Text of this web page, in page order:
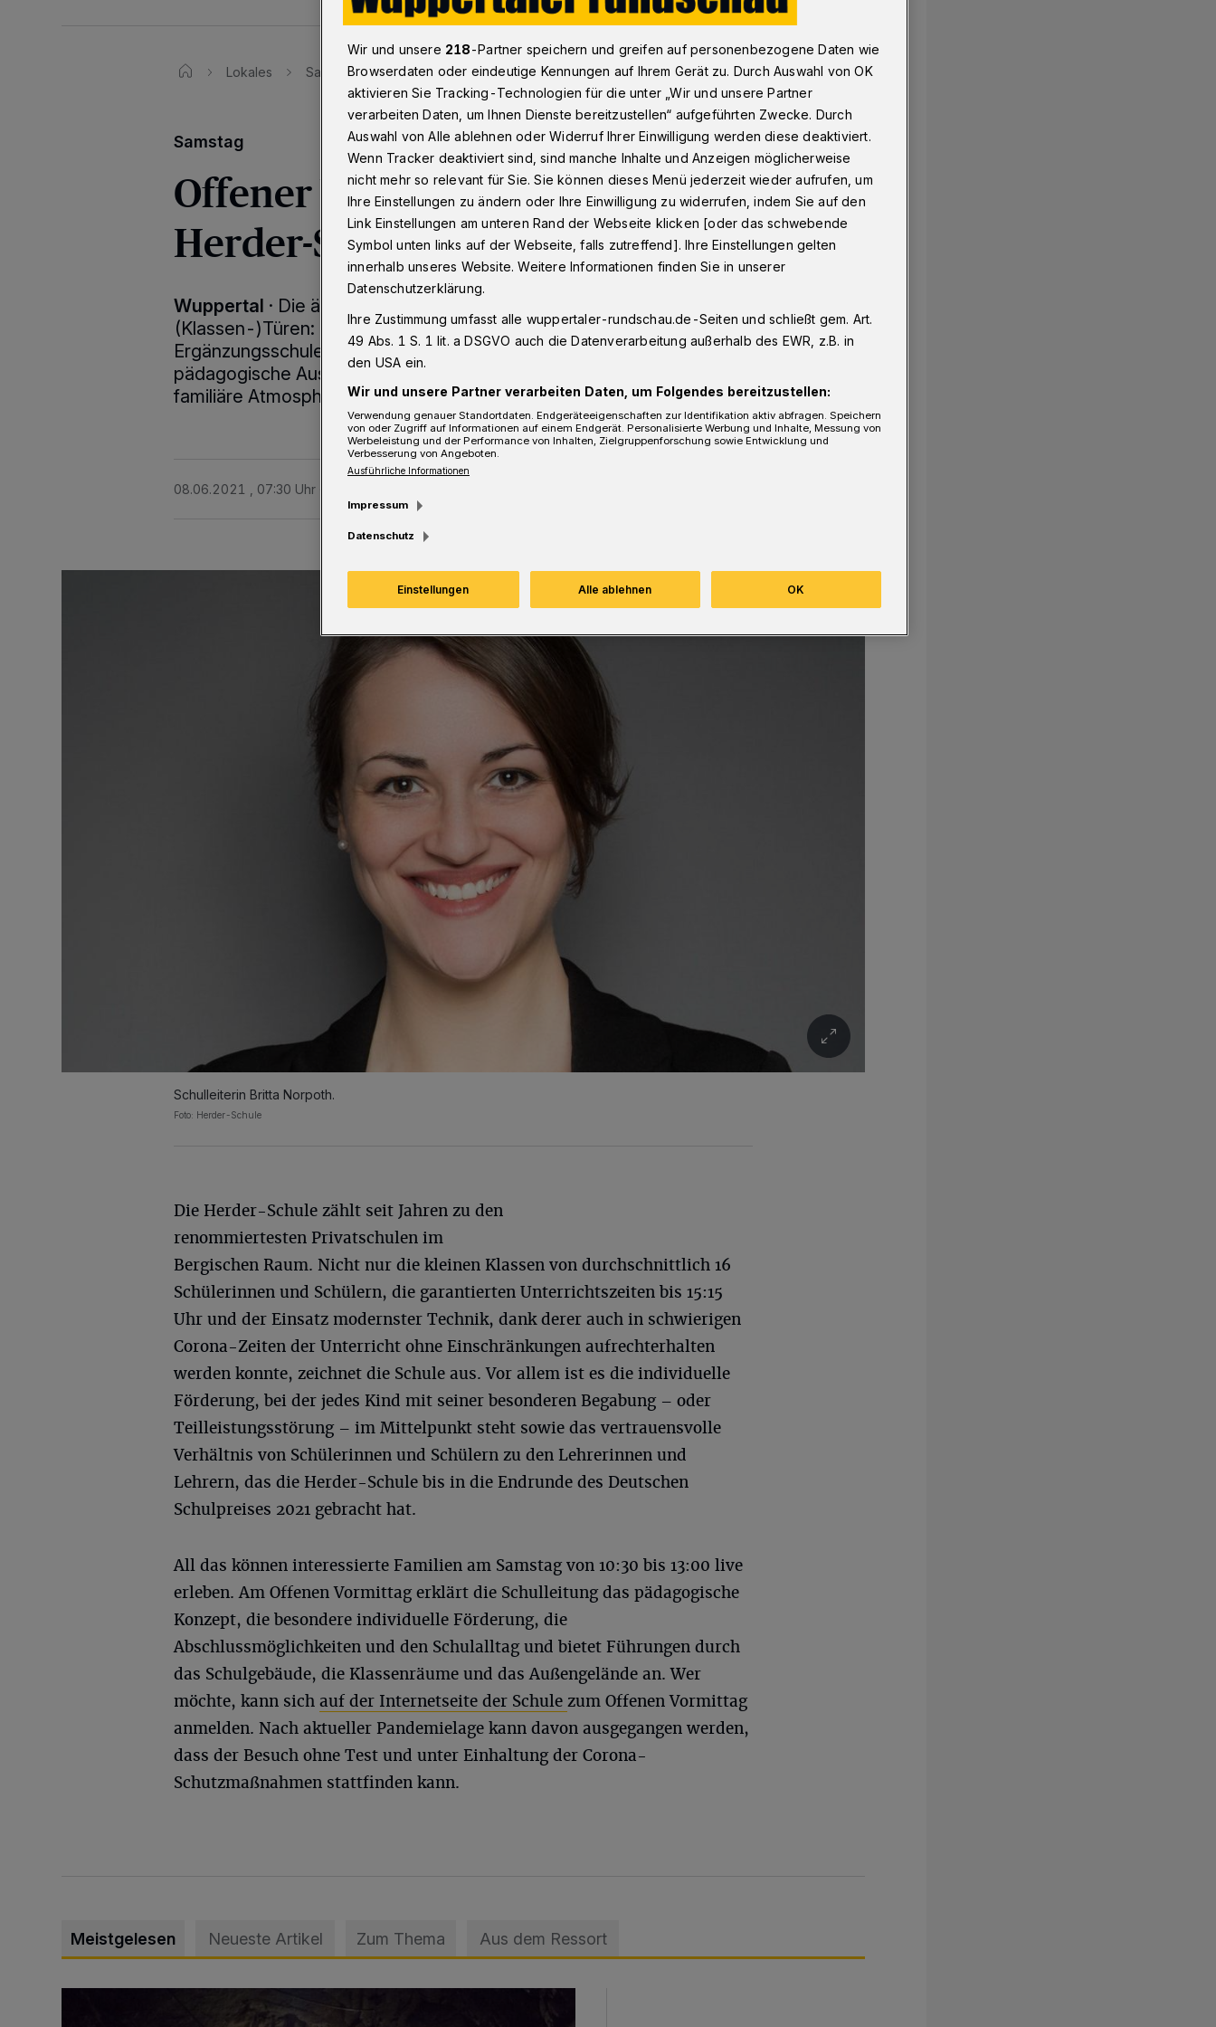
Lokales Samstag: Offener Vormittag in der Wuppertaler Herder-Schule
Samstag
Offener Vormittag in der
Herder-Schule
Wuppertal · Die älteste Privatschule im Bergischen Raum öffnet die
(Klassen-)Türen: Für Samstag (12. Juni 2021) lädt die
Ergänzungsschule alle interessierten Eltern und Kinder ein, die
pädagogische Ausrichtung im Sinne Maria Montessoris und die
familiäre Atmosphäre der Schule kennenzulernen.
08.06.2021 , 07:30 Uhr
Schulleiterin Britta Norpoth.
Foto: Herder-Schule
Die Herder-Schule zählt seit Jahren zu den
renommiertesten Privatschulen im
Bergischen Raum. Nicht nur die kleinen Klassen von durchschnittlich 16
Schülerinnen und Schülern, die garantierten Unterrichtszeiten bis 15:15
Uhr und der Einsatz modernster Technik, dank derer auch in schwierigen
Corona-Zeiten der Unterricht ohne Einschränkungen aufrechterhalten
werden konnte, zeichnet die Schule aus. Vor allem ist es die individuelle
Förderung, bei der jedes Kind mit seiner besonderen Begabung – oder
Teilleistungsstörung – im Mittelpunkt steht sowie das vertrauensvolle
Verhältnis von Schülerinnen und Schülern zu den Lehrerinnen und
Lehrern, das die Herder-Schule bis in die Endrunde des Deutschen
Schulpreises 2021 gebracht hat.
All das können interessierte Familien am Samstag von 10:30 bis 13:00 live
erleben. Am Offenen Vormittag erklärt die Schulleitung das pädagogische
Konzept, die besondere individuelle Förderung, die
Abschlussmöglichkeiten und den Schulalltag und bietet Führungen durch
das Schulgebäude, die Klassenräume und das Außengelände an. Wer
möchte, kann sich auf der Internetseite der Schule zum Offenen Vormittag
anmelden. Nach aktueller Pandemielage kann davon ausgegangen werden,
dass der Besuch ohne Test und unter Einhaltung der Corona-
Schutzmaßnahmen stattfinden kann.
Meistgelesen Neueste Artikel Zum Thema Aus dem Ressort
Wir und unsere 218-Partner speichern und greifen auf personenbezogene Daten wie
Browserdaten oder eindeutige Kennungen auf Ihrem Gerät zu. Durch Auswahl von OK
aktivieren Sie Tracking-Technologien für die unter „Wir und unsere Partner
verarbeiten Daten, um Ihnen Dienste bereitzustellen“ aufgeführten Zwecke. Durch
Auswahl von Alle ablehnen oder Widerruf Ihrer Einwilligung werden diese deaktiviert.
Wenn Tracker deaktiviert sind, sind manche Inhalte und Anzeigen möglicherweise
nicht mehr so relevant für Sie. Sie können dieses Menü jederzeit wieder aufrufen, um
Ihre Einstellungen zu ändern oder Ihre Einwilligung zu widerrufen, indem Sie auf den
Link Einstellungen am unteren Rand der Webseite klicken [oder das schwebende
Symbol unten links auf der Webseite, falls zutreffend]. Ihre Einstellungen gelten
innerhalb unseres Website. Weitere Informationen finden Sie in unserer
Datenschutzerklärung.
Ihre Zustimmung umfasst alle wuppertaler-rundschau.de-Seiten und schließt gem. Art.
49 Abs. 1 S. 1 lit. a DSGVO auch die Datenverarbeitung außerhalb des EWR, z.B. in
den USA ein.
Wir und unsere Partner verarbeiten Daten, um Folgendes bereitzustellen:
Verwendung genauer Standortdaten. Endgeräteeigenschaften zur Identifikation aktiv abfragen. Speichern
von oder Zugriff auf Informationen auf einem Endgerät. Personalisierte Werbung und Inhalte, Messung von
Werbeleistung und der Performance von Inhalten, Zielgruppenforschung sowie Entwicklung und
Verbesserung von Angeboten.
Ausführliche Informationen
Impressum
Datenschutz
Einstellungen Alle ablehnen OK